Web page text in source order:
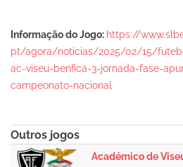
Informação do Jogo: https://
pt/agora/noticias/2025/02/15/
ac-viseu-benfica-3-jornada-fase-
campeonato-nacional
Outros jogos
Académico de